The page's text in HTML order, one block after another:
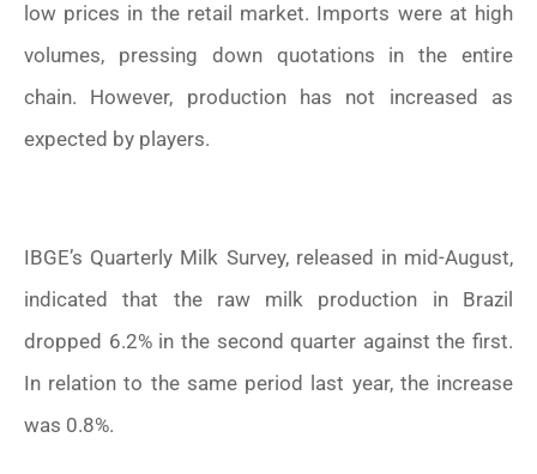
low prices in the retail market. Imports were at high
volumes, pressing down quotations in the entire
chain. However, production has not increased as
expected by players.
IBGE’s Quarterly Milk Survey, released in mid-August,
indicated that the raw milk production in Brazil
dropped 6.2% in the second quarter against the first.
In relation to the same period last year, the increase
was 0.8%.